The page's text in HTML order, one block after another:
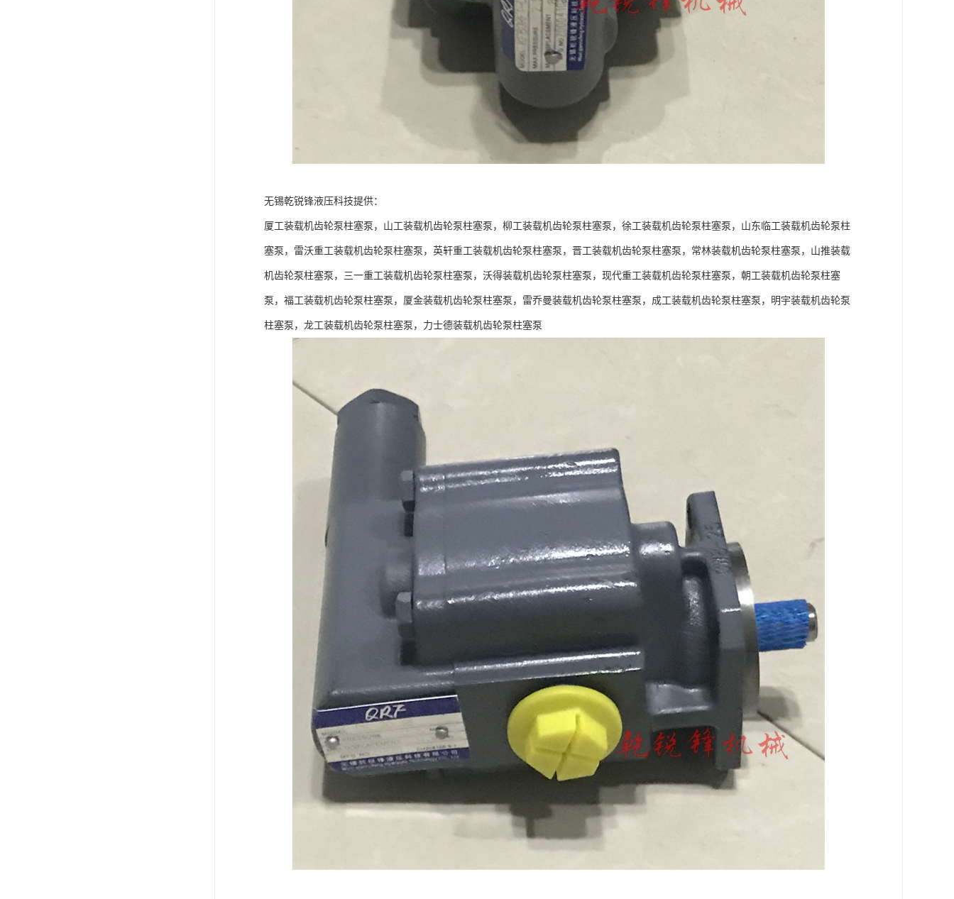
无锡乾锐锋液压科技提供：
厦工装载机齿轮泵柱塞泵，山工装载机齿轮泵柱塞泵，柳工装载机齿轮泵柱塞泵，徐工装载机齿轮泵柱塞泵，山东临工装载机齿轮泵柱
塞泵，雷沃重工装载机齿轮泵柱塞泵，英轩重工装载机齿轮泵柱塞泵，晋工装载机齿轮泵柱塞泵，常林装载机齿轮泵柱塞泵，山推装载
机齿轮泵柱塞泵，三一重工装载机齿轮泵柱塞泵，沃得装载机齿轮泵柱塞泵，现代重工装载机齿轮泵柱塞泵，朝工装载机齿轮泵柱塞
泵，福工装载机齿轮泵柱塞泵，厦金装载机齿轮泵柱塞泵，雷乔曼装载机齿轮泵柱塞泵，成工装载机齿轮泵柱塞泵，明宇装载机齿轮泵
柱塞泵，龙工装载机齿轮泵柱塞泵，力士德装载机齿轮泵柱塞泵